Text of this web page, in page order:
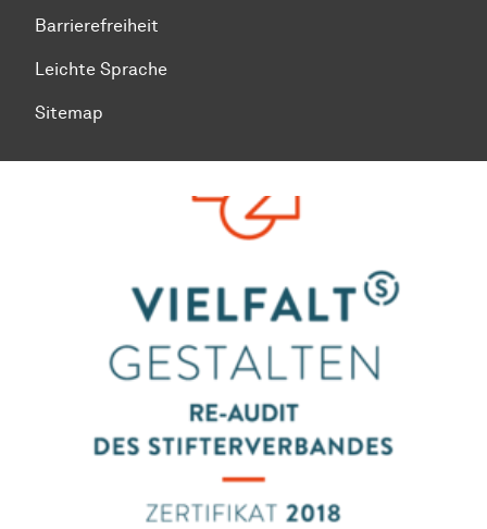
Barrierefreiheit
Leichte Sprache
Sitemap